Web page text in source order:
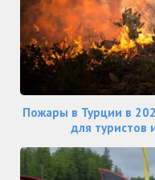
Пожары в Турции в
для туристов